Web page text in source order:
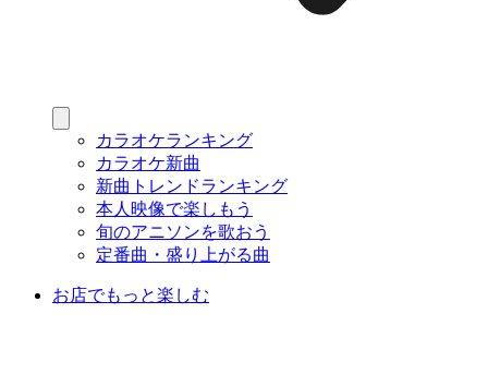
カラオケランキング
カラオケ新曲
新曲トレンドランキング
本人映像で楽しもう
旬のアニソンを歌おう
定番曲・盛り上がる曲
お店でもっと楽しむ